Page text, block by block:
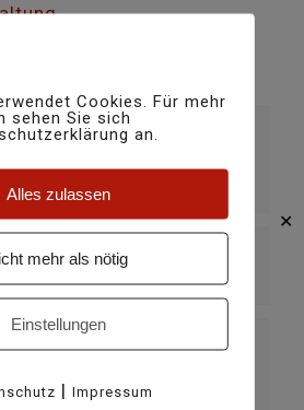
✕
Curaglia
Cookies. Für mehr
sehen Sie sich
an.
Alles zulassen
mehr als nötig
Einstellungen
|Impressum